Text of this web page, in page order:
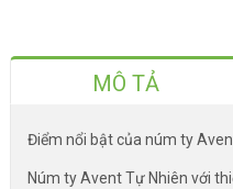
MÔ TẢ
Điểm nổi bật của núm ty
Núm ty Avent Tự Nhiên với